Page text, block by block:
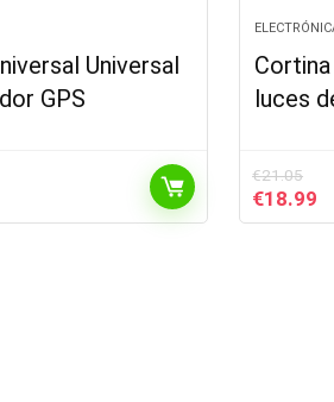
Universal
GPS
luces
€21.05
El
precio
€18.99